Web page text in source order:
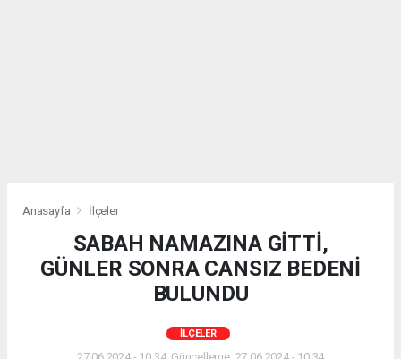
Anasayfa İlçeler
SABAH NAMAZINA GİTTİ,
GÜNLER SONRA CANSIZ BEDENİ
BULUNDU
İLÇELER